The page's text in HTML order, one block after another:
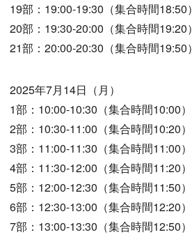
19部：19:00-19:30（集合時間18:50）
20部：19:30-20:00（集合時間19:20）
21部：20:00-20:30（集合時間19:50）
2025年7月14日（月）
1部：10:00-10:30（集合時間10:00）
2部：10:30-11:00（集合時間10:20）
3部：11:00-11:30（集合時間11:00）
4部：11:30-12:00（集合時間11:20）
5部：12:00-12:30（集合時間11:50）
6部：12:30-13:00（集合時間12:20）
7部：13:00-13:30（集合時間12:50）